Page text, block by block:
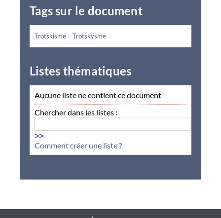
Tags sur le document
Trotskisme Trotskysme
Listes thématiques
Aucune liste ne contient ce document
Chercher dans les listes :
>>
Comment créer une liste ?